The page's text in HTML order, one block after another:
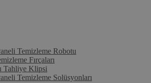
Temizleme Robotu
Fırçaları
Tahliye Klipsi
Temizleme Solüsyonları